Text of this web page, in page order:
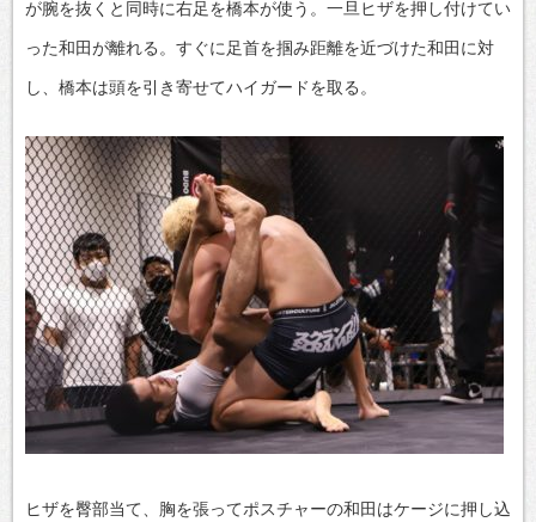
が腕を抜くと同時に右足を橋本が使う。一旦ヒザを押し付けてい
った和田が離れる。すぐに足首を掴み距離を近づけた和田に対
し、橋本は頭を引き寄せてハイガードを取る。
ヒザを臀部当て、胸を張ってポスチャーの和田はケージに押し込